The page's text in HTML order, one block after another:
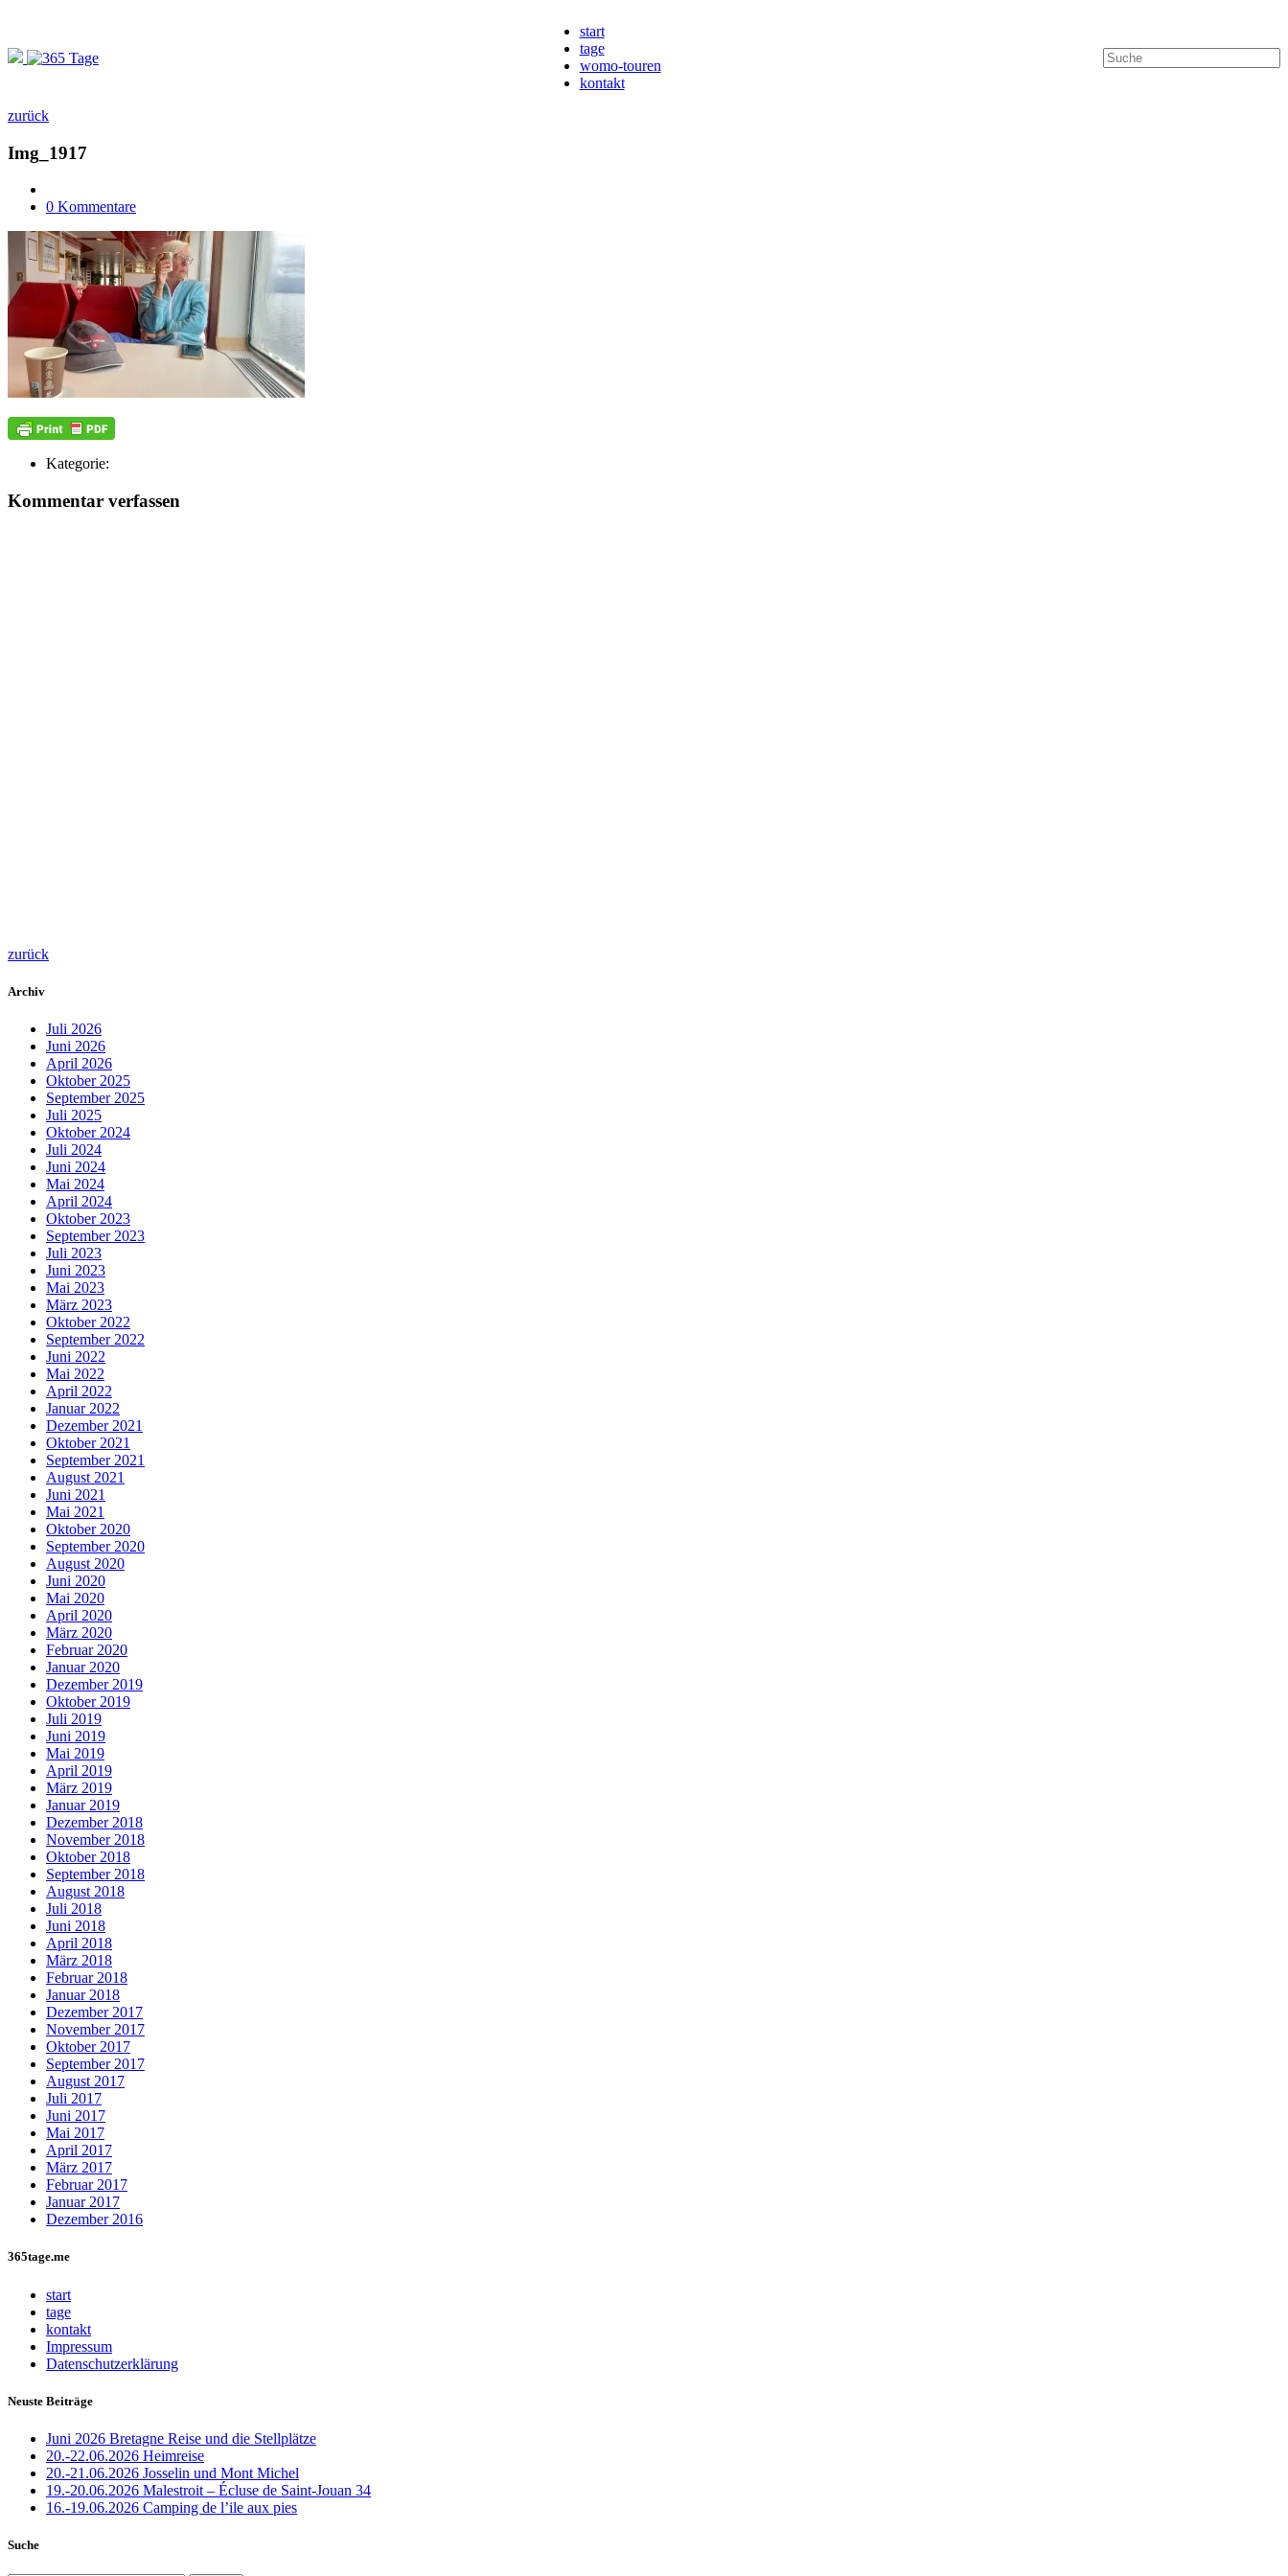
start
tage
womo-touren
kontakt
zurück
Img_1917
0 Kommentare
Kategorie:
Kommentar verfassen
zurück
Archiv
Juli 2026
Juni 2026
April 2026
Oktober 2025
September 2025
Juli 2025
Oktober 2024
Juli 2024
Juni 2024
Mai 2024
April 2024
Oktober 2023
September 2023
Juli 2023
Juni 2023
Mai 2023
März 2023
Oktober 2022
September 2022
Juni 2022
Mai 2022
April 2022
Januar 2022
Dezember 2021
Oktober 2021
September 2021
August 2021
Juni 2021
Mai 2021
Oktober 2020
September 2020
August 2020
Juni 2020
Mai 2020
April 2020
März 2020
Februar 2020
Januar 2020
Dezember 2019
Oktober 2019
Juli 2019
Juni 2019
Mai 2019
April 2019
März 2019
Januar 2019
Dezember 2018
November 2018
Oktober 2018
September 2018
August 2018
Juli 2018
Juni 2018
April 2018
März 2018
Februar 2018
Januar 2018
Dezember 2017
November 2017
Oktober 2017
September 2017
August 2017
Juli 2017
Juni 2017
Mai 2017
April 2017
März 2017
Februar 2017
Januar 2017
Dezember 2016
365tage.me
start
tage
kontakt
Impressum
Datenschutzerklärung
Neuste Beiträge
Juni 2026 Bretagne Reise und die Stellplätze
20.-22.06.2026 Heimreise
20.-21.06.2026 Josselin und Mont Michel
19.-20.06.2026 Malestroit – Écluse de Saint-Jouan 34
16.-19.06.2026 Camping de l’ile aux pies
Suche